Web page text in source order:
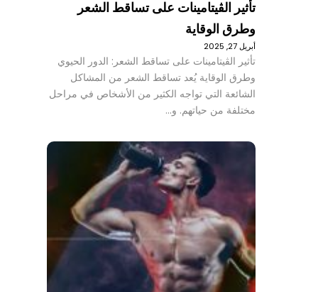
تأثير الڤيتامينات على تساقط الشعر
وطرق الوقاية
أبريل 27, 2025
تأثير الڤيتامينات على تساقط الشعر: الدور الحيوي
وطرق الوقاية يُعد تساقط الشعر من المشاكل
الشائعة التي تواجه الكثير من الأشخاص في مراحل
مختلفة من حياتهم. و…